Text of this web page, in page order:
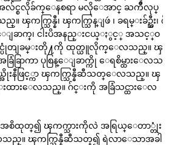
လ်င္စလိုခ်က္ေနစရာ မလိုေအာင္ ႀကိဳလုပ္
ကက္သြန္နီ၊ ၾကက္သြန္ျဖဴ ၊ ခရမ္းခ်ဥ္သီး၊ ဂ်
န္ေျခာက္၊ ငါးပိအနည္းငယ္ႏွင့္ အသင့္ဝ
ရင္ပုံတျခမ္းတို႔ကို ထုတ္ယူလိုက္ေလသည္။ ၾ
ခြံခြာကာ ပုစြန္ေျခာက္ကို ေရစိမ္ထားေလသ
ယ္အိုးနီဖြင့္ကာ ၾကက္သြန္နီဆီသတ္ေလသည္။ ၾ
ထားေလသည္။ ဂ်င္းကို အခြံသင္ထားေလ
ာ အစိထုတ္၍ ၾကက္သားကိုလဲ အရြယ္ေတာ္တုံး
ည္။ ၾကက္သြန္နီဆီသတ္၍ ရဲလာေသာအခါ